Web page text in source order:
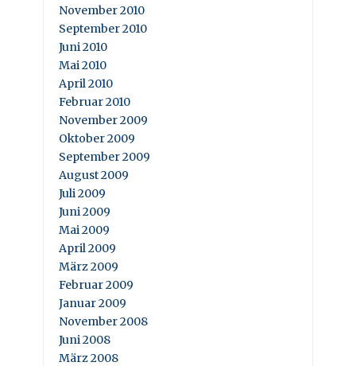
November 2010
September 2010
Juni 2010
Mai 2010
April 2010
Februar 2010
November 2009
Oktober 2009
September 2009
August 2009
Juli 2009
Juni 2009
Mai 2009
April 2009
März 2009
Februar 2009
Januar 2009
November 2008
Juni 2008
März 2008